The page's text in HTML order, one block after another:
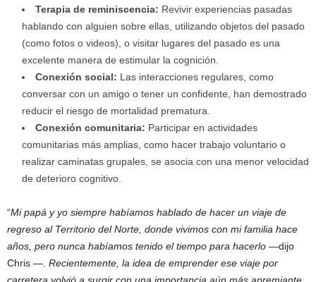
Terapia de reminiscencia: Revivir experiencias pasadas
hablando con alguien sobre ellas, utilizando objetos del pasado
(como fotos o videos), o visitar lugares del pasado es una
excelente manera de estimular la cognición.
Conexión social: Las interacciones regulares, como
conversar con un amigo o tener un confidente, han demostrado
reducir el riesgo de mortalidad prematura.
Conexión comunitaria: Participar en actividades
comunitarias más amplias, como hacer trabajo voluntario o
realizar caminatas grupales, se asocia con una menor velocidad
de deterioro cognitivo.
“Mi papá y yo siempre habíamos hablado de hacer un viaje de
regreso al Territorio del Norte, donde vivimos con mi familia hace
años, pero nunca habíamos tenido el tiempo para hacerlo —dijo
Chris —. Recientemente, la idea de emprender ese viaje por